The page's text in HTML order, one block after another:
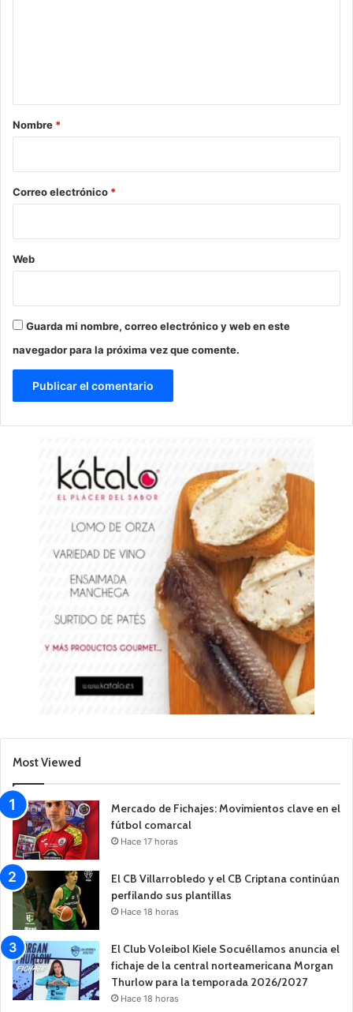
r
*
Nombre *
Correo electrónico *
Web
Guarda mi nombre, correo electrónico y web en este
navegador para la próxima vez que comente.
Most Viewed
Mercado de Fichajes: Movimientos clave en el
fútbol comarcal
Hace 17 horas
El CB Villarrobledo y el CB Criptana continúan
perfilando sus plantillas
Hace 18 horas
El Club Voleibol Kiele Socuéllamos anuncia el
fichaje de la central norteamericana Morgan
Thurlow para la temporada 2026/2027
Hace 18 horas